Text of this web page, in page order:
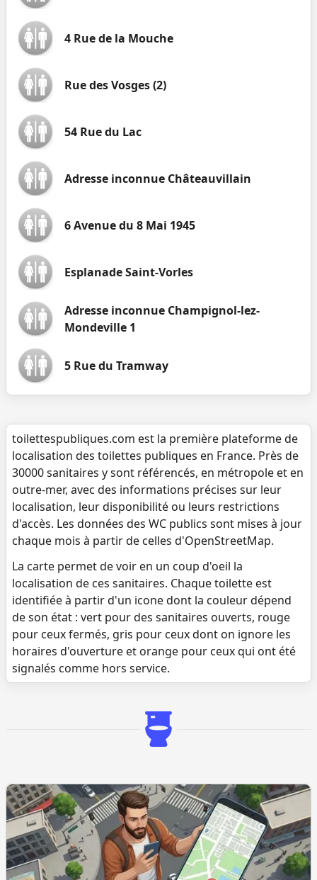
4 Rue de la Mouche
Rue des Vosges (2)
54 Rue du Lac
Adresse inconnue Châteauvillain
6 Avenue du 8 Mai 1945
Esplanade Saint-Vorles
Adresse inconnue Champignol-lez-
Mondeville 1
5 Rue du Tramway
toilettespubliques.com est la première plateforme de
localisation des toilettes publiques en France. Près de
30000 sanitaires y sont référencés, en métropole et en
outre-mer, avec des informations précises sur leur
localisation, leur disponibilité ou leurs restrictions
d'accès. Les données des WC publics sont mises à jour
chaque mois à partir de celles d'OpenStreetMap.
La carte permet de voir en un coup d'oeil la
localisation de ces sanitaires. Chaque toilette est
identifiée à partir d'un icone dont la couleur dépend
de son état : vert pour des sanitaires ouverts, rouge
pour ceux fermés, gris pour ceux dont on ignore les
horaires d'ouverture et orange pour ceux qui ont été
signalés comme hors service.